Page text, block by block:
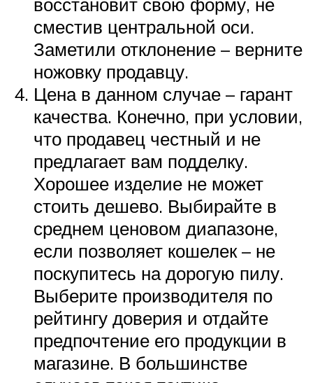
сместив центральной оси.
Заметили отклонение – верните
ножовку продавцу.
Цена в данном случае – гарант
качества. Конечно, при условии,
что продавец честный и не
предлагает вам подделку.
Хорошее изделие не может
стоить дешево. Выбирайте в
среднем ценовом диапазоне,
если позволяет кошелек – не
поскупитесь на дорогую пилу.
Выберите производителя по
рейтингу доверия и отдайте
предпочтение его продукции в
магазине. В большинстве